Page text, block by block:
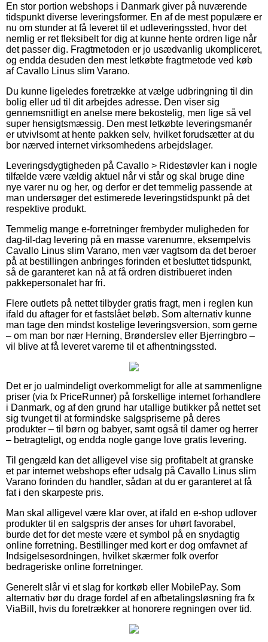
En stor portion webshops i Danmark giver på nuværende
tidspunkt diverse leveringsformer. En af de mest populære er
nu om stunder at få leveret til et udleveringssted, hvor det
nemlig er ret fleksibelt for dig at kunne hente ordren lige når
det passer dig. Fragtmetoden er jo usædvanlig ukompliceret,
og endda desuden den mest letkøbte fragtmetode ved køb
af Cavallo Linus slim Varano.
Du kunne ligeledes foretrække at vælge udbringning til din
bolig eller ud til dit arbejdes adresse. Den viser sig
gennemsnitligt en anelse mere bekostelig, men lige så vel
super hensigtsmæssig. Den mest letkøbte leveringsmanér
er utvivlsomt at hente pakken selv, hvilket forudsætter at du
bor nærved internet virksomhedens arbejdslager.
Leveringsdygtigheden på Cavallo > Ridestøvler kan i nogle
tilfælde være vældig aktuel når vi står og skal bruge dine
nye varer nu og her, og derfor er det temmelig passende at
man undersøger det estimerede leveringstidspunkt på det
respektive produkt.
Temmelig mange e-forretninger frembyder muligheden for
dag-til-dag levering på en masse varenumre, eksempelvis
Cavallo Linus slim Varano, men vær vagtsom da det beroer
på at bestillingen anbringes forinden et besluttet tidspunkt,
så de garanteret kan nå at få ordren distribueret inden
pakkepersonalet har fri.
Flere outlets på nettet tilbyder gratis fragt, men i reglen kun
ifald du aftager for et fastslået beløb. Som alternativ kunne
man tage den mindst kostelige leveringsversion, som gerne
– om man bor nær Herning, Brønderslev eller Bjerringbro –
vil blive at få leveret varerne til et afhentningssted.
Det er jo ualmindeligt overkommeligt for alle at sammenligne
priser (via fx PriceRunner) på forskellige internet forhandlere
i Danmark, og af den grund har utallige butikker på nettet set
sig tvunget til at formindske salgspriserne på deres
produkter – til børn og babyer, samt også til damer og herrer
– betragteligt, og endda nogle gange love gratis levering.
Til gengæld kan det alligevel vise sig profitabelt at granske
et par internet webshops efter udsalg på Cavallo Linus slim
Varano forinden du handler, sådan at du er garanteret at få
fat i den skarpeste pris.
Man skal alligevel være klar over, at ifald en e-shop udlover
produkter til en salgspris der anses for uhørt favorabel,
burde det for det meste være et symbol på en snydagtig
online forretning. Bestillinger med kort er dog omfavnet af
Indsigelsesordningen, hvilket skærmer folk overfor
bedrageriske online forretninger.
Generelt slår vi et slag for kortkøb eller MobilePay. Som
alternativ bør du drage fordel af en afbetalingsløsning fra fx
ViaBill, hvis du foretrækker at honorere regningen over tid.